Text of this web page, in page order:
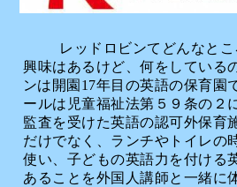
レッドロビンてどんなと
興味はあるけど、何をしている
ンは開園17年目の英語の保育園
ールは児童福祉法第５９条の２
監査を受けた英語の認可外保育
だけでなく、ランチやトイレの
使い、子どもの英語力を付ける
あることを外国人講師と一緒に